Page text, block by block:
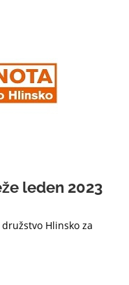
leden 2023
Hlinsko za